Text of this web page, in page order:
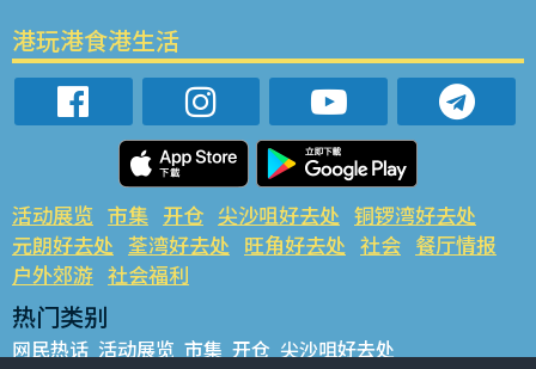
港玩港食港生活
活动展览 市集 开仓 尖沙咀好去处 铜锣湾好去处
元朗好去处 荃湾好去处 旺角好去处 社会 餐厅情报
户外郊游 社会福利
热门类别
网民热话 活动展览 市集 开仓 尖沙咀好去处